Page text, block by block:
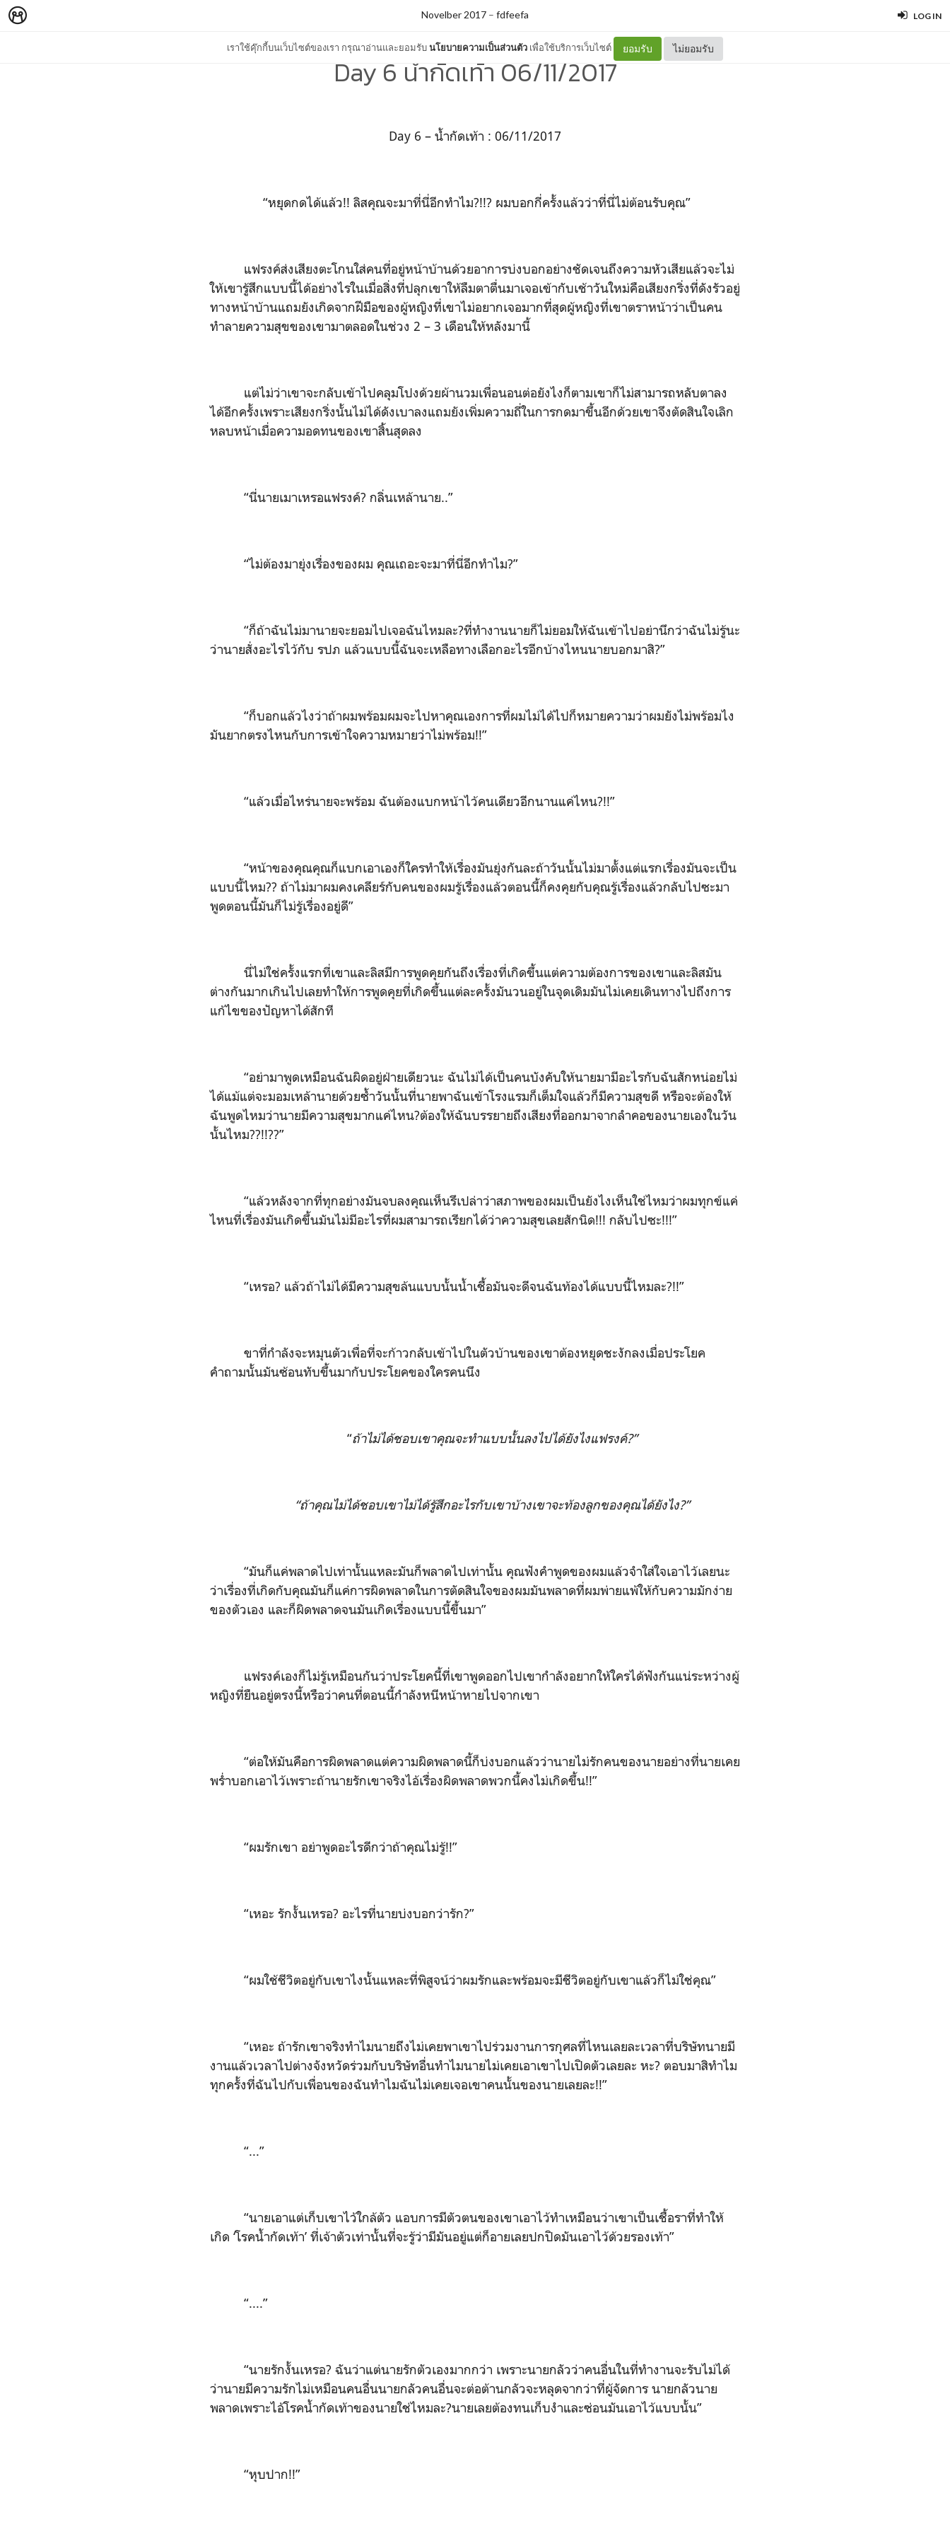
LOG IN
เราใช้คุ๊กกี้บนเว็บไซต์ของเรา กรุณาอ่านและยอมรับนโยบายความเป็นส่วนตัว เพื่อใช้บริการเว็บไซต์ ยอมรับ ไม่ยอมรับ
Novelber 2017 – fdfeefa
Day 6 น้ำกัดเท้า 06/11/2017
Day 6 – น้ำกัดเท้า : 06/11/2017
“หยุดกดได้แล้ว!! ลิสคุณจะมาที่นี่อีกทำไม?!!? ผมบอกกี่ครั้งแล้วว่าที่นี่ไม่ต้อนรับคุณ”
แฟรงค์ส่งเสียงตะโกนใส่คนที่อยู่หน้าบ้านด้วยอาการบ่งบอกอย่างชัดเจนถึงความหัวเสียแล้วจะไม่
ให้เขารู้สึกแบบนี้ได้อย่างไรในเมื่อสิ่งที่ปลุกเขาให้ลืมตาตื่นมาเจอเข้ากับเช้าวันใหม่คือเสียงกริ่งที่ดังรัวอยู่
ทางหน้าบ้านแถมยังเกิดจากฝีมือของผู้หญิงที่เขาไม่อยากเจอมากที่สุดผู้หญิงที่เขาตราหน้าว่าเป็นคน
ทำลายความสุขของเขามาตลอดในช่วง 2 – 3 เดือนให้หลังมานี้
แต่ไม่ว่าเขาจะกลับเข้าไปคลุมโปงด้วยผ้านวมเพื่อนอนต่อยังไงก็ตามเขาก็ไม่สามารถหลับตาลง
ได้อีกครั้งเพราะเสียงกริ่งนั้นไม่ได้ดังเบาลงแถมยังเพิ่มความถี่ในการกดมาขึ้นอีกด้วยเขาจึงตัดสินใจเลิก
หลบหน้าเมื่อความอดทนของเขาสิ้นสุดลง
“นี่นายเมาเหรอแฟรงค์? กลิ่นเหล้านาย..”
“ไม่ต้องมายุ่งเรื่องของผม คุณเถอะจะมาที่นี่อีกทำไม?”
“ก็ถ้าฉันไม่มานายจะยอมไปเจอฉันไหมละ?ที่ทำงานนายก็ไม่ยอมให้ฉันเข้าไปอย่านึกว่าฉันไม่รู้นะ
ว่านายสั่งอะไรไว้กับ รปภ แล้วแบบนี้ฉันจะเหลือทางเลือกอะไรอีกบ้างไหนนายบอกมาสิ?”
“ก็บอกแล้วไงว่าถ้าผมพร้อมผมจะไปหาคุณเองการที่ผมไม่ได้ไปก็หมายความว่าผมยังไม่พร้อมไง
มันยากตรงไหนกับการเข้าใจความหมายว่าไม่พร้อม!!”
“แล้วเมื่อไหร่นายจะพร้อม ฉันต้องแบกหน้าไว้คนเดียวอีกนานแค่ไหน?!!”
“หน้าของคุณคุณก็แบกเอาเองก็ใครทำให้เรื่องมันยุ่งกันละถ้าวันนั้นไม่มาตั้งแต่แรกเรื่องมันจะเป็น
แบบนี้ไหม?? ถ้าไม่มาผมคงเคลียร์กับคนของผมรู้เรื่องแล้วตอนนี้ก็คงคุยกับคุณรู้เรื่องแล้วกลับไปซะมา
พูดตอนนี้มันก็ไม่รู้เรื่องอยู่ดี”
นี่ไม่ใช่ครั้งแรกที่เขาและลิสมีการพูดคุยกันถึงเรื่องที่เกิดขึ้นแต่ความต้องการของเขาและลิสมัน
ต่างกันมากเกินไปเลยทำให้การพูดคุยที่เกิดขึ้นแต่ละครั้งมันวนอยู่ในจุดเดิมมันไม่เคยเดินทางไปถึงการ
แก้ไขของปัญหาได้สักที
“อย่ามาพูดเหมือนฉันผิดอยู่ฝ่ายเดียวนะ ฉันไม่ได้เป็นคนบังคับให้นายมามีอะไรกับฉันสักหน่อยไม่
ได้แม้แต่จะมอมเหล้านายด้วยซ้ำวันนั้นที่นายพาฉันเข้าโรงแรมก็เต็มใจแล้วก็มีความสุขดี หรือจะต้องให้
ฉันพูดไหมว่านายมีความสุขมากแค่ไหน?ต้องให้ฉันบรรยายถึงเสียงที่ออกมาจากลำคอของนายเองในวัน
นั้นไหม??!!??”
“แล้วหลังจากที่ทุกอย่างมันจบลงคุณเห็นรึเปล่าว่าสภาพของผมเป็นยังไงเห็นใช่ไหมว่าผมทุกข์แค่
ไหนที่เรื่องมันเกิดขึ้นมันไม่มีอะไรที่ผมสามารถเรียกได้ว่าความสุขเลยสักนิด!!! กลับไปซะ!!!”
“เหรอ? แล้วถ้าไม่ได้มีความสุขล้นแบบนั้นน้ำเชื้อมันจะดีจนฉันท้องได้แบบนี้ไหมละ?!!”
ขาที่กำลังจะหมุนตัวเพื่อที่จะก้าวกลับเข้าไปในตัวบ้านของเขาต้องหยุดชะงักลงเมื่อประโยค
คำถามนั้นมันซ้อนทับขึ้นมากับประโยคของใครคนนึง
“ถ้าไม่ได้ชอบเขาคุณจะทำแบบนั้นลงไปได้ยังไงแฟรงค์?”
“ถ้าคุณไม่ได้ชอบเขาไม่ได้รู้สึกอะไรกับเขาบ้างเขาจะท้องลูกของคุณได้ยังไง?”
“มันก็แค่พลาดไปเท่านั้นแหละมันก็พลาดไปเท่านั้น คุณฟังคำพูดของผมแล้วจำใส่ใจเอาไว้เลยนะ
ว่าเรื่องที่เกิดกับคุณมันก็แค่การผิดพลาดในการตัดสินใจของผมมันพลาดที่ผมพ่ายแพ้ให้กับความมักง่าย
ของตัวเอง และก็ผิดพลาดจนมันเกิดเรื่องแบบนี้ขึ้นมา”
แฟรงค์เองก็ไม่รู้เหมือนกันว่าประโยคนี้ที่เขาพูดออกไปเขากำลังอยากให้ใครได้ฟังกันแน่ระหว่างผู้
หญิงที่ยืนอยู่ตรงนี้หรือว่าคนที่ตอนนี้กำลังหนีหน้าหายไปจากเขา
“ต่อให้มันคือการผิดพลาดแต่ความผิดพลาดนี้ก็บ่งบอกแล้วว่านายไม่รักคนของนายอย่างที่นายเคย
พร่ำบอกเอาไว้เพราะถ้านายรักเขาจริงไอ้เรื่องผิดพลาดพวกนี้คงไม่เกิดขึ้น!!”
“ผมรักเขา อย่าพูดอะไรดีกว่าถ้าคุณไม่รู้!!”
“เหอะ รักงั้นเหรอ? อะไรที่นายบ่งบอกว่ารัก?”
“ผมใช้ชีวิตอยู่กับเขาไงนั้นแหละที่พิสูจน์ว่าผมรักและพร้อมจะมีชีวิตอยู่กับเขาแล้วก็ไม่ใช่คุณ”
“เหอะ ถ้ารักเขาจริงทำไมนายถึงไม่เคยพาเขาไปร่วมงานการกุศลที่ไหนเลยละเวลาที่บริษัทนายมี
งานแล้วเวลาไปต่างจังหวัดร่วมกับบริษัทอื่นทำไมนายไม่เคยเอาเขาไปเปิดตัวเลยละ หะ? ตอบมาสิทำไม
ทุกครั้งที่ฉันไปกับเพื่อนของฉันทำไมฉันไม่เคยเจอเขาคนนั้นของนายเลยละ!!”
“...”
“นายเอาแต่เก็บเขาไว้ใกล้ตัว แอบการมีตัวตนของเขาเอาไว้ทำเหมือนว่าเขาเป็นเชื้อราที่ทำให้
เกิด ‘โรคน้ำกัดเท้า’ ที่เจ้าตัวเท่านั้นที่จะรู้ว่ามีมันอยู่แต่ก็อายเลยปกปิดมันเอาไว้ด้วยรองเท้า”
“....”
“นายรักงั้นเหรอ? ฉันว่าแต่นายรักตัวเองมากกว่า เพราะนายกลัวว่าคนอื่นในที่ทำงานจะรับไม่ได้
ว่านายมีความรักไม่เหมือนคนอื่นนายกลัวคนอื่นจะต่อต้านกลัวจะหลุดจากว่าที่ผู้จัดการ นายกลัวนาย
พลาดเพราะไอ้โรคน้ำกัดเท้าของนายใช่ไหมละ?นายเลยต้องทนเก็บงำและซ่อนมันเอาไว้แบบนั้น”
“หุบปาก!!”